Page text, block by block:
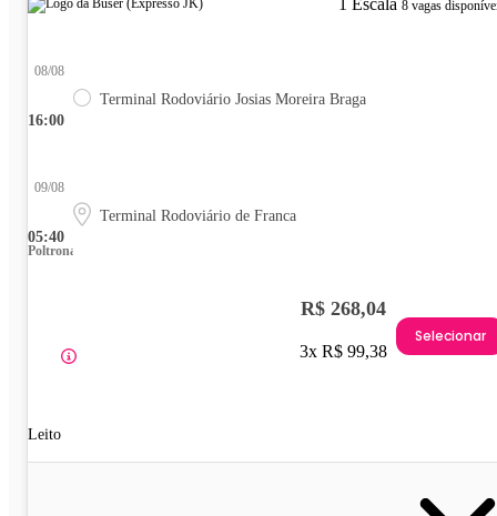
8 vagas
16:00
08/08
Terminal Rodoviário Josias Moreira Braga
05:40
09/08
Terminal Rodoviário de Franca
Poltrona
Leito
R$ 268,04
3x R$ 99,38
Selecionar